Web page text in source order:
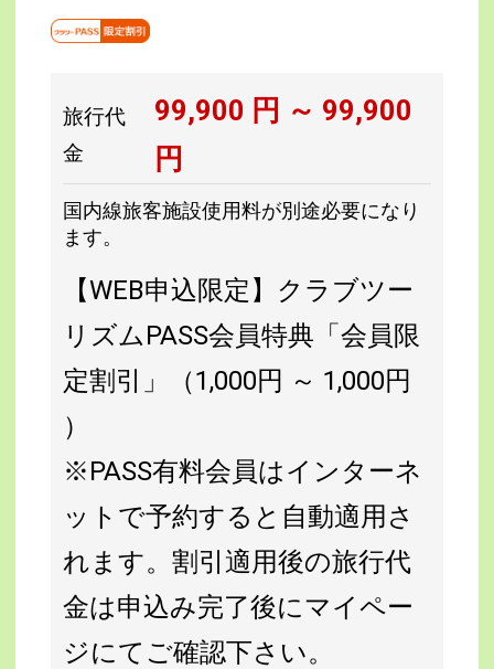
旅行代
金
99,900 円 ～ 99,900
円
国内線旅客施設使用料が別途必要になり
ます。
【WEB申込限定】クラブツー
リズムPASS会員特典「会員限
定割引」（1,000円 ～ 1,000円
）
※PASS有料会員はインターネ
ットで予約すると自動適用さ
れます。割引適用後の旅行代
金は申込み完了後にマイペー
ジにてご確認下さい。